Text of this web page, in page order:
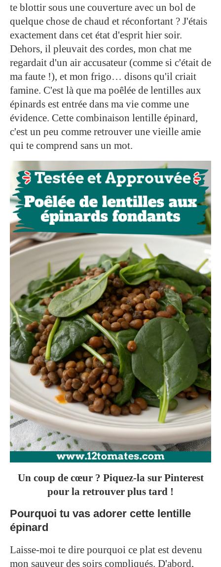
te blottir sous une couverture avec un bol de
quelque chose de chaud et réconfortant ? J'étais
exactement dans cet état d'esprit hier soir.
Dehors, il pleuvait des cordes, mon chat me
regardait d'un air accusateur (comme si c'était de
ma faute !), et mon frigo… disons qu'il criait
famine. C'est là que ma poêlée de lentilles aux
épinards est entrée dans ma vie comme une
évidence. Cette combinaison lentille épinard,
c'est un peu comme retrouver une vieille amie
qui te comprend sans un mot.
Un coup de cœur ? Piquez-la sur Pinterest
pour la retrouver plus tard !
Pourquoi tu vas adorer cette lentille
épinard
Laisse-moi te dire pourquoi ce plat est devenu
mon sauveur des soirs compliqués. D'abord,